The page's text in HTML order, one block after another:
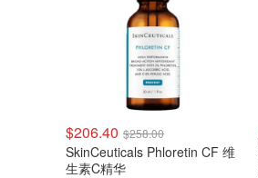
$206.40 $258.00
SkinCeuticals Phloretin CF 维
生素C精华